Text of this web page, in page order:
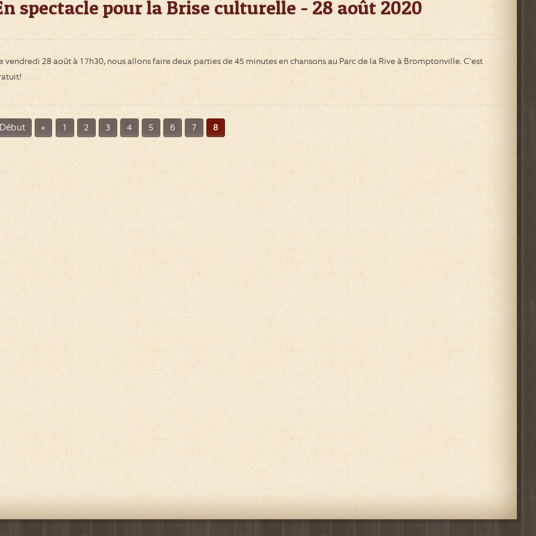
spectacle pour la Brise culturelle - 28 août 2020
vendredi 28 août à 17h30, nous allons faire deux parties de 45 minutes en chansons au Parc de la Rive à Bromptonville. C'est
Début « 1 2 3 4 5 6 7 8